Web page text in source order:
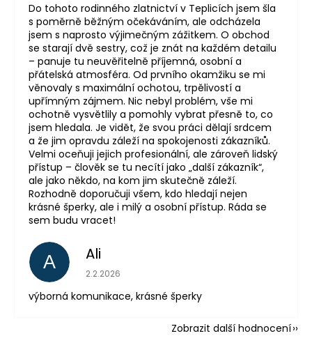
Do tohoto rodinného zlatnictví v Teplicích jsem šla
s poměrně běžným očekáváním, ale odcházela
jsem s naprosto výjimečným zážitkem. O obchod
se starají dvě sestry, což je znát na každém detailu
– panuje tu neuvěřitelně příjemná, osobní a
přátelská atmosféra. Od prvního okamžiku se mi
věnovaly s maximální ochotou, trpělivostí a
upřímným zájmem. Nic nebyl problém, vše mi
ochotně vysvětlily a pomohly vybrat přesně to, co
jsem hledala. Je vidět, že svou práci dělají srdcem
a že jim opravdu záleží na spokojenosti zákazníků.
Velmi oceňuji jejich profesionální, ale zároveň lidský
přístup – člověk se tu necítí jako „další zákazník“,
ale jako někdo, na kom jim skutečně záleží.
Rozhodně doporučuji všem, kdo hledají nejen
krásné šperky, ale i milý a osobní přístup. Ráda se
sem budu vracet!
A Ali
Hodnocení obchodu je 5 z 5 hvězdiček.
2.2.2026
výborná komunikace, krásné šperky
Zobrazit další hodnocení